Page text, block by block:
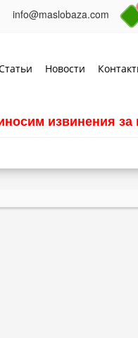
info@maslobaza.com
Новости
извинения за